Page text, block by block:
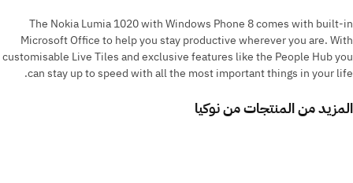
The Nokia Lumia 1020 with Windows Phone 8 comes with built-in
Microsoft Office to help you stay productive wherever you are. With
customisable Live Tiles and exclusive features like the People Hub you
can stay up to speed with all the most important things in your life.
المزيد من المنتجات مننوكيا